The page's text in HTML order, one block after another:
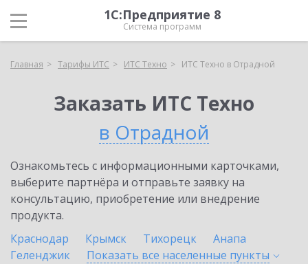
1С:Предприятие 8
Система программ
Главная Тарифы ИТС ИТС Техно ИТС Техно в Отрадной
Заказать ИТС Техно
в Отрадной
Ознакомьтесь с информационными карточками,
выберите партнёра и отправьте заявку на
консультацию, приобретение или внедрение
продукта.
Краснодар
Крымск Тихорецк
Анапа
Геленджик
Показать все населенные пункты